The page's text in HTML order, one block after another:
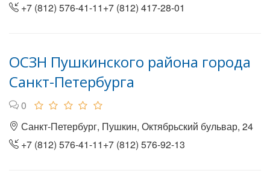
+7 (812) 576-41-11+7 (812) 417-28-01
ОСЗН Пушкинского района города
Санкт-Петербурга
0
Санкт-Петербург, Пушкин, Октябрьский бульвар, 24
+7 (812) 576-41-11+7 (812) 576-92-13